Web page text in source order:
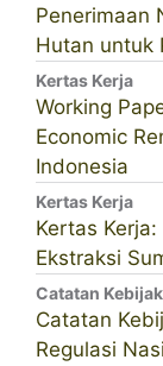
Penerimaan
Hutan untuk
Kertas Kerja
Working
Economic
Indonesia
Kertas Kerja
Kertas
Ekstraksi
Catatan
Catatan
Regulasi